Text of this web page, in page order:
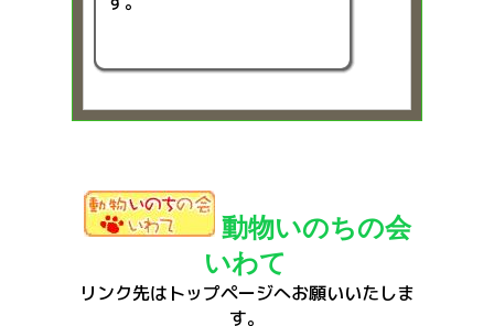
動物いのちの会
いわて
リンク先はトップページへお願いいたしま
す。